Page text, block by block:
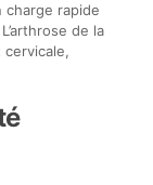
charge rapide
de la